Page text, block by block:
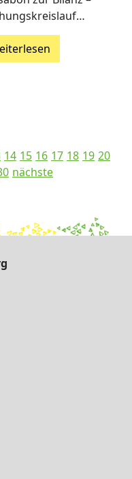
14 15 16 17 18 19 20
nächste